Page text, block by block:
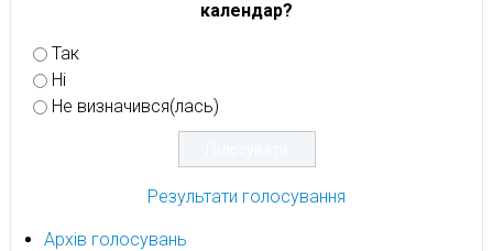
календар?
Так
Ні
Не визначився(лась)
Результати голосування
Архів голосувань